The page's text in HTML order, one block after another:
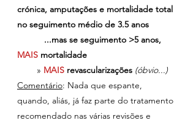
crónica, amputações e mortalidade total
no seguimento médio de 3.5 anos
...mas se seguimento >5 anos,
MAIS mortalidade
        »
MAIS revascularizações (óbvio...)
Comentário: Nada que espante,
quando, aliás, já faz parte do tratamento
recomendado nas várias revisões e